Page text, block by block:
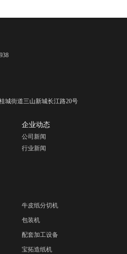
牛皮纸分切机
包装机
配套加工设备
宝拓造纸机
企业动态
公司新闻
行业新闻
城街道三山新城长江路20号